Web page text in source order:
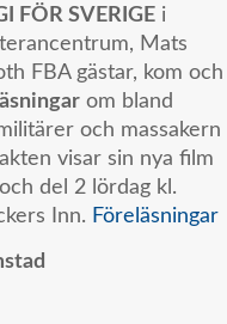
FÖR SVERIGE i
Mats
FBA gästar, kom och
om bland
och massakern
visar sin nya film
del 2 lördag kl.
Inn. Föreläsningar